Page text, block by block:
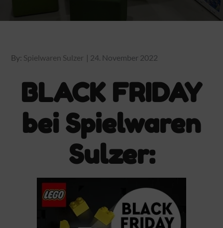
By: Spielwaren Sulzer
Posted
24. November 2022
BLACK FRIDAY
bei Spielwaren
Sulzer: